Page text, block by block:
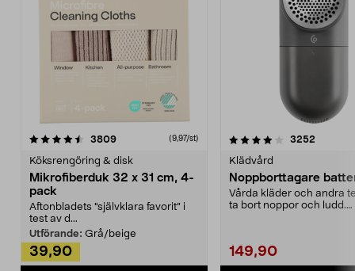
3809recensioner (9,97/st)
Köksrengöring & disk
Mikrofiberduk 32 x 31 cm, 4-
pack
Aftonbladets "självklara favorit” i
test av d...
Utförande: Grå/beige
39,90
4.0av 5 stjärnor 3252
Klädvård
Noppborttagare
Vårda kläder och andra
ta bort noppor och ludd.
149,90
4.5av 5 stjärnor